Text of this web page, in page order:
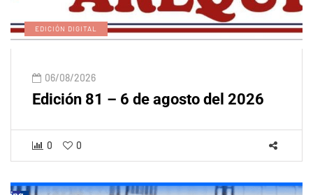
EDICIÓN DIGITAL
06/08/2026
Edición 81 – 6 de agosto del 2026
0 0